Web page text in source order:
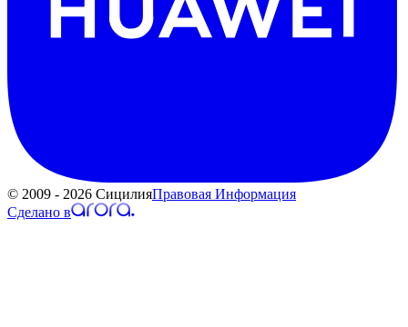
© 2009 - 2026 СицилияПравовая Информация
Сделано в